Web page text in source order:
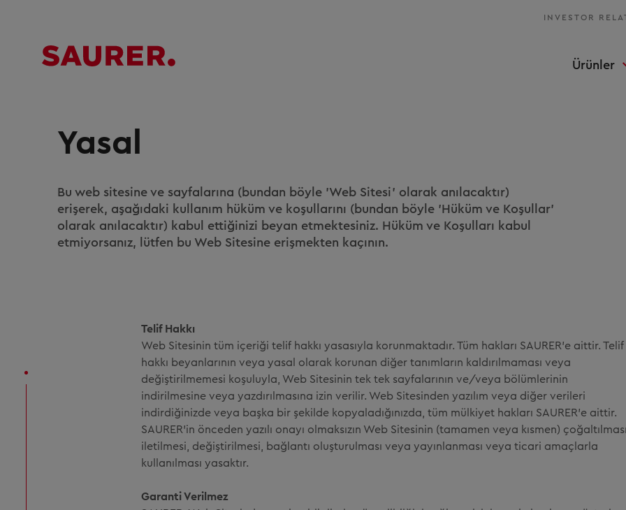
INVESTOR
Ürünler
Yasal
Bu web sitesine ve sayfalarına (bundan böyle 'Web Sitesi' olarak anılacaktır)
erişerek, aşağıdaki kullanım hüküm ve koşullarını (bundan böyle 'Hüküm ve Koşullar'
olarak anılacaktır) kabul ettiğinizi beyan etmektesiniz. Hüküm ve Koşulları kabul
etmiyorsanız, lütfen bu Web Sitesine erişmekten kaçının.
Telif Hakkı
Web Sitesinin tüm içeriği telif hakkı yasasıyla korunmaktadır. Tüm hakları SAURER'e aittir. Telif
hakkı beyanlarının veya yasal olarak korunan diğer tanımların kaldırılmaması veya
değiştirilmemesi koşuluyla, Web Sitesinin tek tek sayfalarının ve/veya bölümlerinin
indirilmesine veya yazdırılmasına izin verilir. Web Sitesinden yazılım veya diğer verileri
indirdiğinizde veya başka bir şekilde kopyaladığınızda, tüm mülkiyet hakları SAURER'e aittir.
SAURER'in önceden yazılı onayı olmaksızın Web Sitesinin (tamamen veya kısmen)
iletilmesi, değiştirilmesi, bağlantı oluşturulması veya yayınlanması veya ticari amaçlarla
kullanılması yasaktır.
Garanti Verilmez